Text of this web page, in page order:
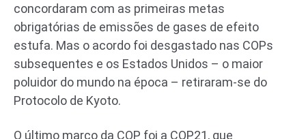
concordaram com as primeiras metas
obrigatórias de emissões de gases de efeito
estufa. Mas o acordo foi desgastado nas COPs
subsequentes e os Estados Unidos – o maior
poluidor do mundo na época – retiraram-se do
Protocolo de Kyoto.
O último marco da COP foi a COP21, que